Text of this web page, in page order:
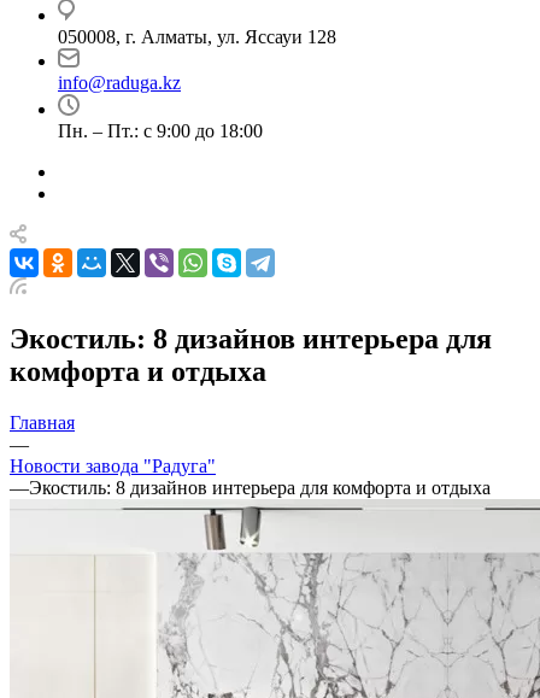
050008, г. Алматы, ул. Яссауи 128
info@raduga.kz
Пн. – Пт.: с 9:00 до 18:00
Экостиль: 8 дизайнов интерьера для
комфорта и отдыха
Главная
—
Новости завода "Радуга"
—Экостиль: 8 дизайнов интерьера для комфорта и отдыха